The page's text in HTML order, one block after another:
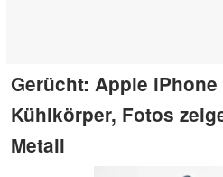
Gerücht: Apple
Kühlkörper, Fotos
Metall